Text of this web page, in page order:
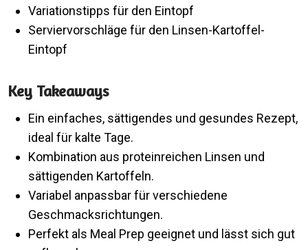
Variationstipps für den Eintopf
Serviervorschläge für den Linsen-Kartoffel-
Eintopf
Key Takeaways
Ein einfaches, sättigendes und gesundes Rezept,
ideal für kalte Tage.
Kombination aus proteinreichen Linsen und
sättigenden Kartoffeln.
Variabel anpassbar für verschiedene
Geschmacksrichtungen.
Perfekt als Meal Prep geeignet und lässt sich gut